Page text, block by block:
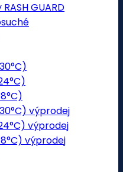
GUARD
výprodej
výprodej
výprodej